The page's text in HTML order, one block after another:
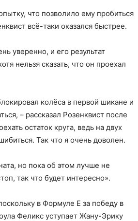
что позволило ему пробиться
всё-таки оказался быстрее.
уверенно, и его результат
нельзя сказать, что он проехал
колёса в первой шикане и
– рассказал Розенквист после
остаток круга, ведь на двух
Так что я очень доволен.
но пока об этом лучше не
так что будет интересно».
в Формуле E за победу в
Феликс уступает Жану-Эрику